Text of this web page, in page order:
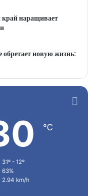
край наращивает
новую жизнь:
℃
31º - 12º
63%
2.94 km/h